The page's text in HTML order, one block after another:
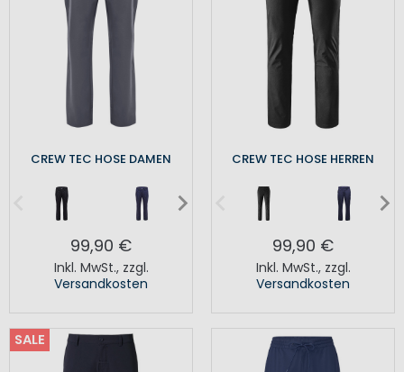
CREW TEC HOSE DAMEN
99,90 €
Inkl. MwSt., zzgl.
Versandkosten
CREW TEC HOSE HERREN
99,90 €
Inkl. MwSt., zzgl.
Versandkosten
SALE